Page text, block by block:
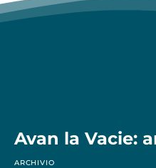
Avan la Vacie:
ARCHIVIO